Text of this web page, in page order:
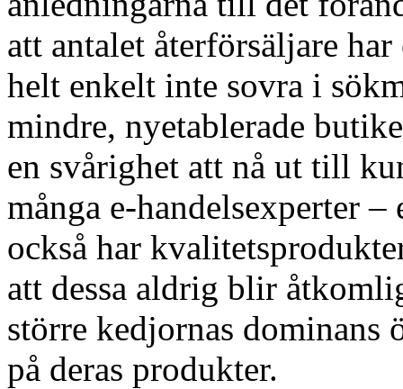
att antalet återförsäljare
helt enkelt inte sovra i
mindre, nyetablerade
en svårighet att nå ut till
många e-handelsexperter
också har
att dessa aldrig blir
större kedjornas dominans
på deras produkter.